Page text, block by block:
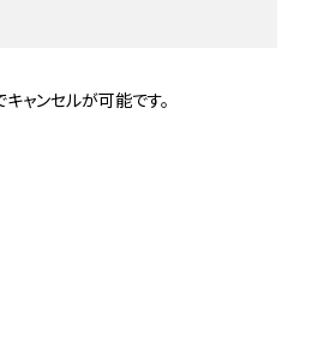
ャンセルが可能です。